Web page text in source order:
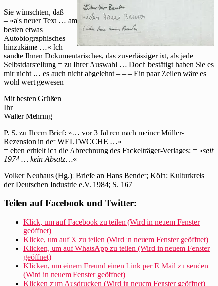
Sie wünschten, daß – –
– »als neuer Text … am
besten etwas
Autobiographisches
hinzukäme …« Ich
sandte Ihnen Dokumentarisches, das zuverlässiger ist, als jede
Selbstdarstellung = zu Ihrer Auswahl … Doch bestätigt haben Sie es
mir nicht … es auch nicht abgelehnt – – – Ein paar Zeilen wäre es
wohl wert gewesen – – –
Mit besten Grüßen
Ihr
Walter Mehring
P. S. zu Ihrem Brief: »… vor 3 Jahren nach meiner Müller-
Rezension in der WELTWOCHE …«
= eben erhielt ich die Abrechnung des Fackelträger-Verlages: = »seit
1974 … kein Absatz…«
Volker Neuhaus (Hg.): Briefe an Hans Bender; Köln: Kulturkreis
der Deutschen Industrie e.V. 1984; S. 167
Teilen auf Facebook und Twitter:
Klick, um auf Facebook zu teilen (Wird in neuem Fenster
geöffnet)
Klicke, um auf X zu teilen (Wird in neuem Fenster geöffnet)
Klicken, um auf WhatsApp zu teilen (Wird in neuem Fenster
geöffnet)
Klicken, um einem Freund einen Link per E-Mail zu senden
(Wird in neuem Fenster geöffnet)
Klicken zum Ausdrucken (Wird in neuem Fenster geöffnet)